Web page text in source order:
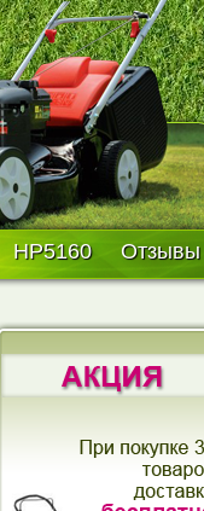
HP5160 Отзывы